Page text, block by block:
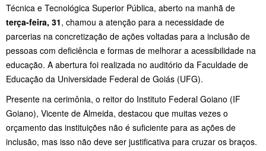
Técnica e Tecnológica Superior Pública, aberto na manhã de
terça-feira, 31, chamou a atenção para a necessidade de
parcerias na concretização de ações voltadas para a inclusão de
pessoas com deficiência e formas de melhorar a acessibilidade na
educação. A abertura foi realizada no auditório da Faculdade de
Educação da Universidade Federal de Goiás (UFG).
Presente na cerimônia, o reitor do Instituto Federal Goiano (IF
Goiano), Vicente de Almeida, destacou que muitas vezes o
orçamento das instituições não é suficiente para as ações de
inclusão, mas isso não deve ser justificativa para cruzar os braços.